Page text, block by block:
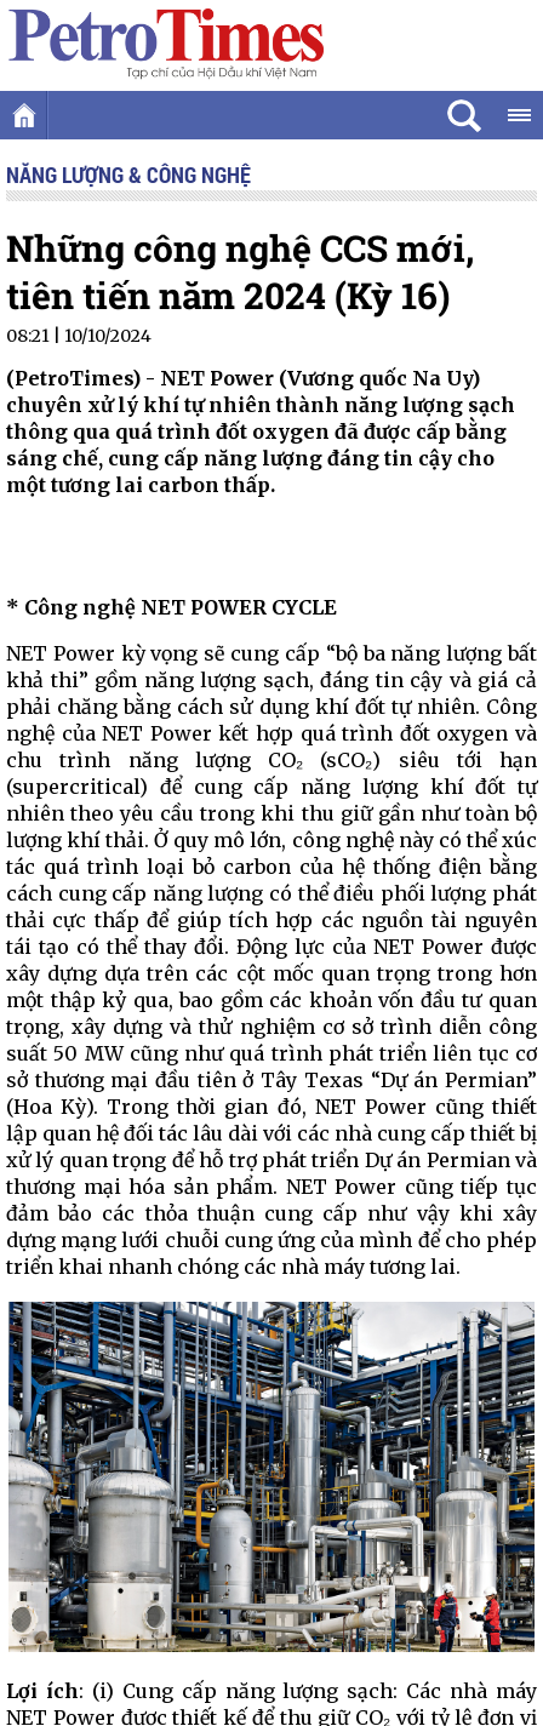
NĂNG LƯỢNG & CÔNG NGHỆ
Những công nghệ CCS mới,
tiên tiến năm 2024 (Kỳ 16)
08:21 | 10/10/2024
(PetroTimes) - NET Power (Vương quốc Na Uy)
chuyên xử lý khí tự nhiên thành năng lượng sạch
thông qua quá trình đốt oxygen đã được cấp bằng
sáng chế, cung cấp năng lượng đáng tin cậy cho
một tương lai carbon thấp.
* Công nghệ NET POWER CYCLE
NET Power kỳ vọng sẽ cung cấp “bộ ba năng lượng bất
khả thi” gồm năng lượng sạch, đáng tin cậy và giá cả
phải chăng bằng cách sử dụng khí đốt tự nhiên. Công
nghệ của NET Power kết hợp quá trình đốt oxygen và
chu trình năng lượng CO₂ (sCO₂) siêu tới hạn
(supercritical) để cung cấp năng lượng khí đốt tự
nhiên theo yêu cầu trong khi thu giữ gần như toàn bộ
lượng khí thải. Ở quy mô lớn, công nghệ này có thể xúc
tác quá trình loại bỏ carbon của hệ thống điện bằng
cách cung cấp năng lượng có thể điều phối lượng phát
thải cực thấp để giúp tích hợp các nguồn tài nguyên
tái tạo có thể thay đổi. Động lực của NET Power được
xây dựng dựa trên các cột mốc quan trọng trong hơn
một thập kỷ qua, bao gồm các khoản vốn đầu tư quan
trọng, xây dựng và thử nghiệm cơ sở trình diễn công
suất 50 MW cũng như quá trình phát triển liên tục cơ
sở thương mại đầu tiên ở Tây Texas “Dự án Permian”
(Hoa Kỳ). Trong thời gian đó, NET Power cũng thiết
lập quan hệ đối tác lâu dài với các nhà cung cấp thiết bị
xử lý quan trọng để hỗ trợ phát triển Dự án Permian và
thương mại hóa sản phẩm. NET Power cũng tiếp tục
đảm bảo các thỏa thuận cung cấp như vậy khi xây
dựng mạng lưới chuỗi cung ứng của mình để cho phép
triển khai nhanh chóng các nhà máy tương lai.
Lợi ích: (i) Cung cấp năng lượng sạch: Các nhà máy
NET Power được thiết kế để thu giữ CO₂ với tỷ lệ đơn vị